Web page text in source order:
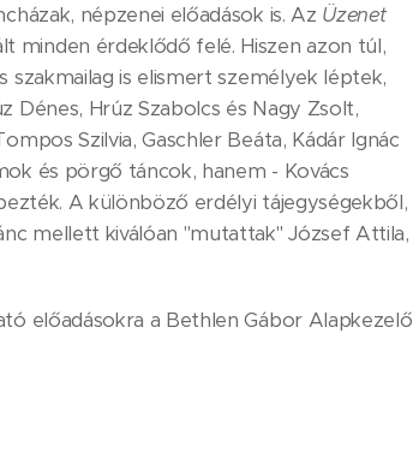
népzenei előadások is. Az Üzenet
minden érdeklődő felé. Hiszen azon túl,
is elismert személyek léptek,
Dénes, Hrúz Szabolcs és Nagy Zsolt,
Szilvia, Gaschler Beáta, Kádár Ignác
és pörgő táncok, hanem - Kovács
A különböző erdélyi tájegységekből,
mellett kiválóan "mutattak" József Attila,
előadásokra a Bethlen Gábor Alapkezelő